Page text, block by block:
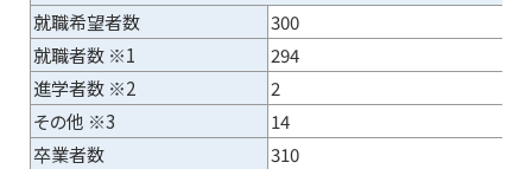
就職希望者数
300
就職者数 ※1
294
進学者数 ※2
2
その他 ※3
14
卒業者数
310